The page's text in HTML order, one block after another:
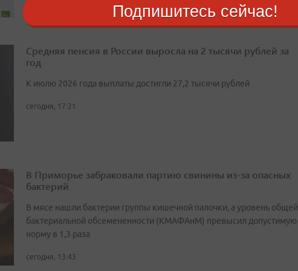
Средняя пенсия в России выросла на 2 тысячи рублей за
год
К июлю 2026 года выплаты достигли 27,2 тысячи рублей
сегодня, 17:21
В Приморье забраковали партию свинины из-за опасных
бактерий
В мясе нашли бактерии группы кишечной палочки, а уровень общей
бактериальной обсемененности (КМАФАнМ) превысил допустимую
норму в 1,3 раза
сегодня, 13:43
Подпишитесь сейчас!